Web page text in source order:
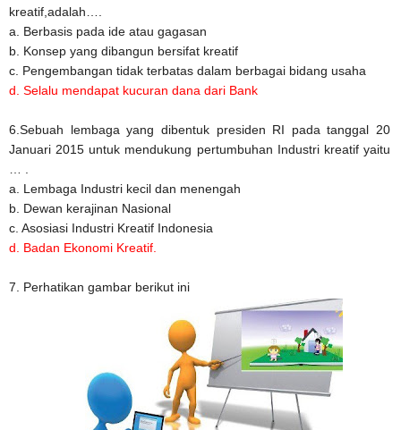
kreatif,adalah….
a. Berbasis pada ide atau gagasan
b. Konsep yang dibangun bersifat kreatif
c. Pengembangan tidak terbatas dalam berbagai bidang usaha
d. Selalu mendapat kucuran dana dari Bank
6.Sebuah lembaga yang dibentuk presiden RI pada tanggal 20
Januari 2015 untuk mendukung pertumbuhan Industri kreatif yaitu
a. Lembaga Industri kecil dan menengah
b. Dewan kerajinan Nasional
c. Asosiasi Industri Kreatif Indonesia
d. Badan Ekonomi Kreatif.
7. Perhatikan gambar berikut ini